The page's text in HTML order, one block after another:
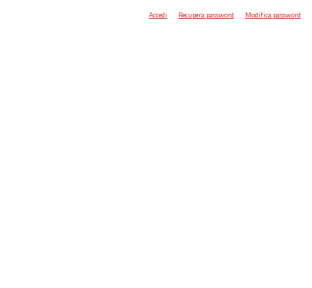
Accedi Recupera password Modifica password